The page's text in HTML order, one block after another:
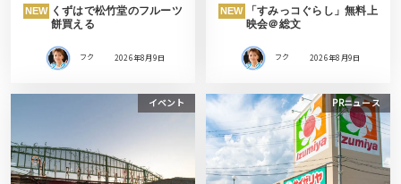
NEW くずはで松竹堂のフルーツ
餅買える
フク 2026年8月9日
NEW
「すみっコぐらし」無料上
映会＠総文
フク 2026年8月9日
イベント PRニュース